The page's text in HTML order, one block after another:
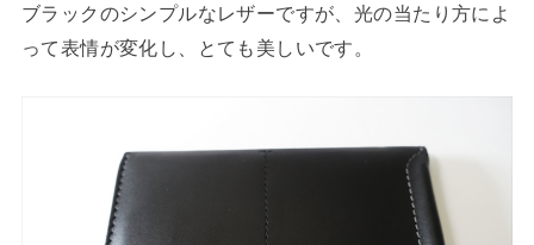
ブラックのシンプルなレザーですが、光の当たり方によ
って表情が変化し、とても美しいです。